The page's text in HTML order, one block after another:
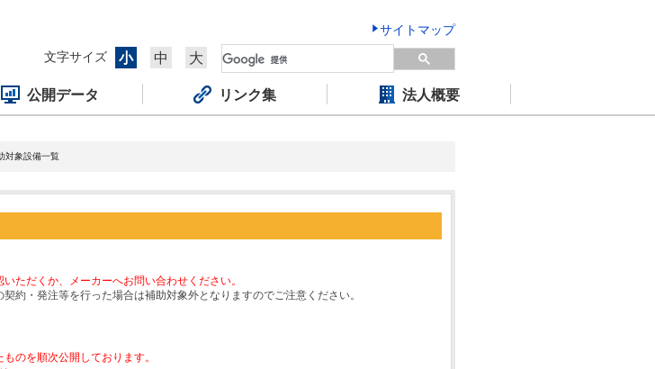
サイトマップ
文字サイズ
小 中 大
公開データ リンク集 法人概要
対象設備一覧
ただくか、メーカーへお問い合わせください。
約・発注等を行った場合は補助対象外となりますのでご注意ください。
のを順次公開しております。